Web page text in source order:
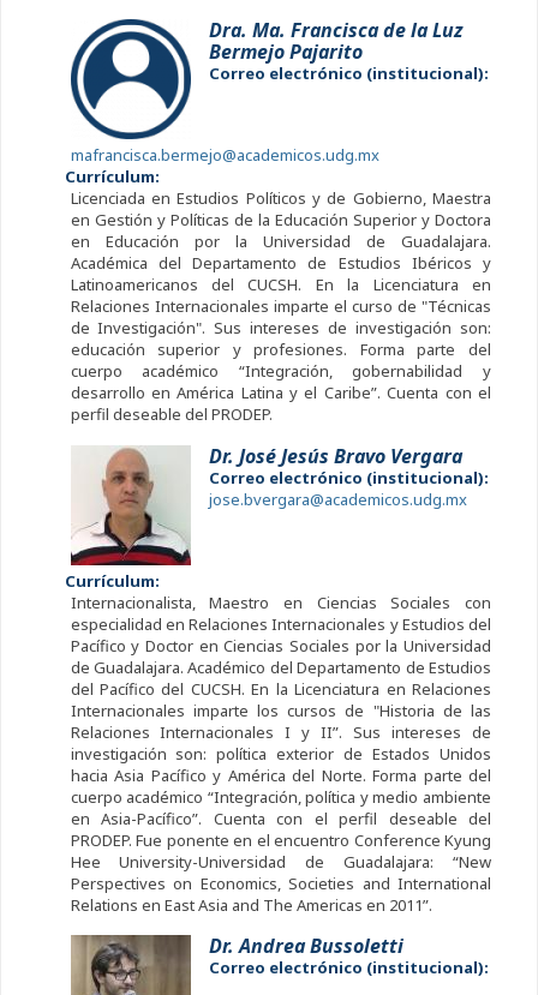
Dra. Ma. Francisca de la Luz
Bermejo Pajarito
Correo electrónico (institucional):
mafrancisca.bermejo@academicos.udg.mx
Currículum:
Licenciada en Estudios Políticos y de Gobierno, Maestra
en Gestión y Políticas de la Educación Superior y Doctora
en Educación por la Universidad de Guadalajara.
Académica del Departamento de Estudios Ibéricos y
Latinoamericanos del CUCSH. En la Licenciatura en
Relaciones Internacionales imparte el curso de "Técnicas
de Investigación". Sus intereses de investigación son:
educación superior y profesiones. Forma parte del
cuerpo académico “Integración, gobernabilidad y
desarrollo en América Latina y el Caribe”. Cuenta con el
perfil deseable del PRODEP.
Dr. José Jesús Bravo Vergara
Correo electrónico (institucional):
jose.bvergara@academicos.udg.mx
Currículum:
Internacionalista, Maestro en Ciencias Sociales con
especialidad en Relaciones Internacionales y Estudios del
Pacífico y Doctor en Ciencias Sociales por la Universidad
de Guadalajara. Académico del Departamento de Estudios
del Pacífico del CUCSH. En la Licenciatura en Relaciones
Internacionales imparte los cursos de "Historia de las
Relaciones Internacionales I y II”. Sus intereses de
investigación son: política exterior de Estados Unidos
hacia Asia Pacífico y América del Norte. Forma parte del
cuerpo académico “Integración, política y medio ambiente
en Asia-Pacífico”. Cuenta con el perfil deseable del
PRODEP. Fue ponente en el encuentro Conference Kyung
Hee University-Universidad de Guadalajara: “New
Perspectives on Economics, Societies and International
Relations en East Asia and The Americas en 2011”.
Dr. Andrea Bussoletti
Correo electrónico (institucional):